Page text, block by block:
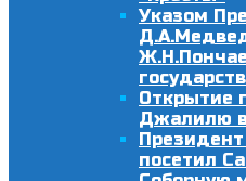
Указом
Открытие
Джалилю в
посетил